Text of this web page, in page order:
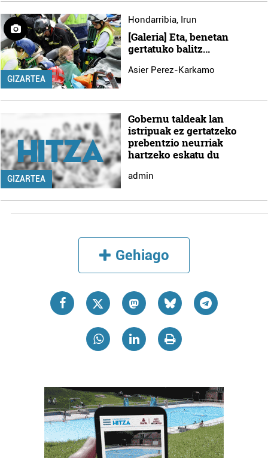
GIZARTEA
Hondarribia, Irun
[Galeria] Eta, benetan
gertatuko balitz...
Asier Perez-Karkamo
GIZARTEA
Gobernu taldeak lan
istripuak ez gertatzeko
prebentzio neurriak
hartzeko eskatu du
admin
Gehiago